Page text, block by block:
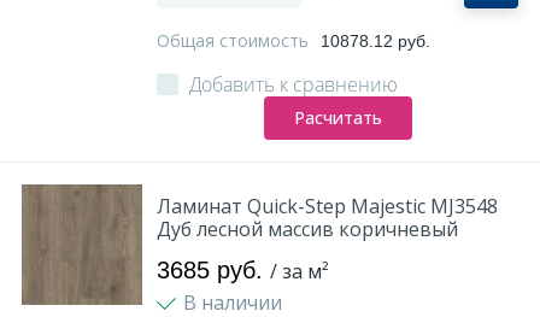
Общая стоимость 10878.12 руб.
Добавить к сравнению
Расчитать
Ламинат Quick-Step Majestic MJ3548
Дуб лесной массив коричневый
3685 руб. / за м²
В наличии